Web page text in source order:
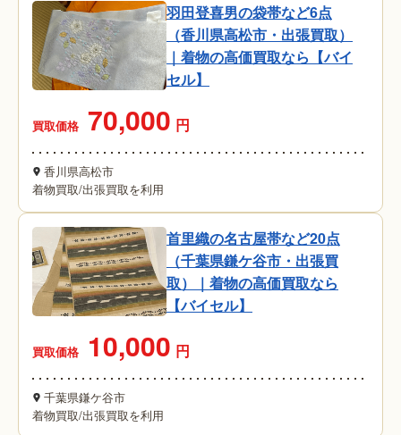
羽田登喜男の袋帯など6点
（香川県高松市・出張買取）
｜着物の高価買取なら【バイ
セル】
買取価格 70,000 円
香川県高松市
着物買取/出張買取を利用
首里織の名古屋帯など20点
（千葉県鎌ケ谷市・出張買
取）｜着物の高価買取なら
【バイセル】
買取価格 10,000 円
千葉県鎌ケ谷市
着物買取/出張買取を利用